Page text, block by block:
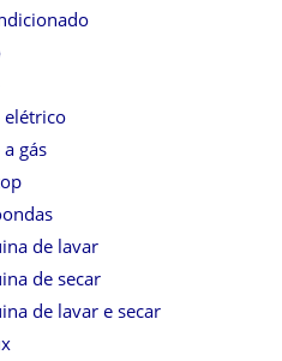
elétrico
gás
de lavar
de secar
de lavar e secar